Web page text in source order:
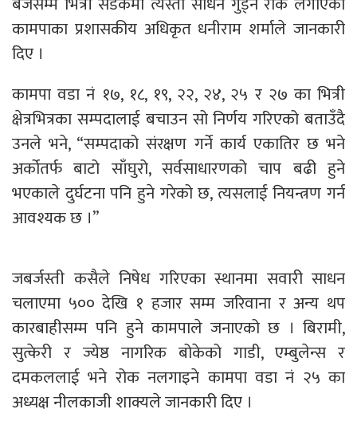
कामपाका प्रशासकीय अधिकृत धनीराम शर्माले जानकारी
दिए ।
कामपा वडा नं १७, १८, १९, २२, २४, २५ र २७ का भित्री
क्षेत्रभित्रका सम्पदालाई बचाउन सो निर्णय गरिएको बताउँदै
उनले भने, “सम्पदाको संरक्षण गर्ने कार्य एकातिर छ भने
अर्कोतर्फ बाटो साँघुरो, सर्वसाधारणको चाप बढी हुने
भएकाले दुर्घटना पनि हुने गरेको छ, त्यसलाई नियन्त्रण गर्न
आवश्यक छ ।”
जबर्जस्ती कसैले निषेध गरिएका स्थानमा सवारी साधन
चलाएमा ५०० देखि १ हजार सम्म जरिवाना र अन्य थप
कारबाहीसम्म पनि हुने कामपाले जनाएको छ । बिरामी,
सुत्केरी र ज्येष्ठ नागरिक बोकेको गाडी, एम्बुलेन्स र
दमकललाई भने रोक नलगाइने कामपा वडा नं २५ का
अध्यक्ष नीलकाजी शाक्यले जानकारी दिए ।